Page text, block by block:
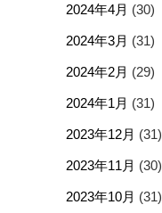
2024年4月 (30)
2024年3月 (31)
2024年2月 (29)
2024年1月 (31)
2023年12月 (31)
2023年11月 (30)
2023年10月 (31)